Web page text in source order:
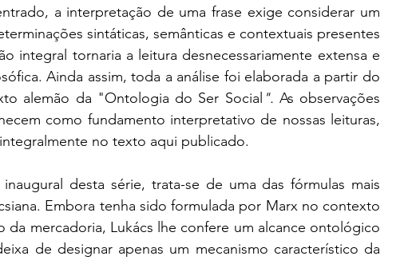
a interpretação de uma frase exige considerar um
sintáticas, semânticas e contextuais presentes
integral tornaria a leitura desnecessariamente extensa e
Ainda assim, toda a análise foi elaborada a partir do
alemão da "Ontologia do Ser Social ". As observações
como fundamento interpretativo de nossas leituras,
no texto aqui publicado.
desta série, trata-se de uma das fórmulas mais
Embora tenha sido formulada por Marx no contexto
da mercadoria, Lukács lhe confere um alcance ontológico
de designar apenas um mecanismo característico da